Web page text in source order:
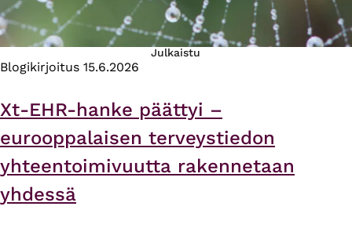
Julkaistu
Blogikirjoitus 15.6.2026
Xt-EHR-hanke päättyi –
eurooppalaisen terveystiedon
yhteentoimivuutta rakennetaan
yhdessä